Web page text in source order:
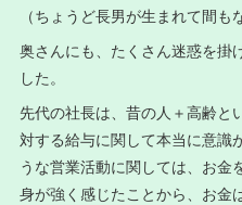
（ちょうど長男が生まれて間も
奥さんにも、たくさん迷惑を掛
した。
先代の社長は、昔の人＋高齢と
対する給与に関して本当に意識
うな営業活動に関しては、お金
身が強く感じたことから、お金